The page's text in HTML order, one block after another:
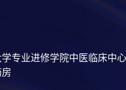
专业进修学院中医临床中心